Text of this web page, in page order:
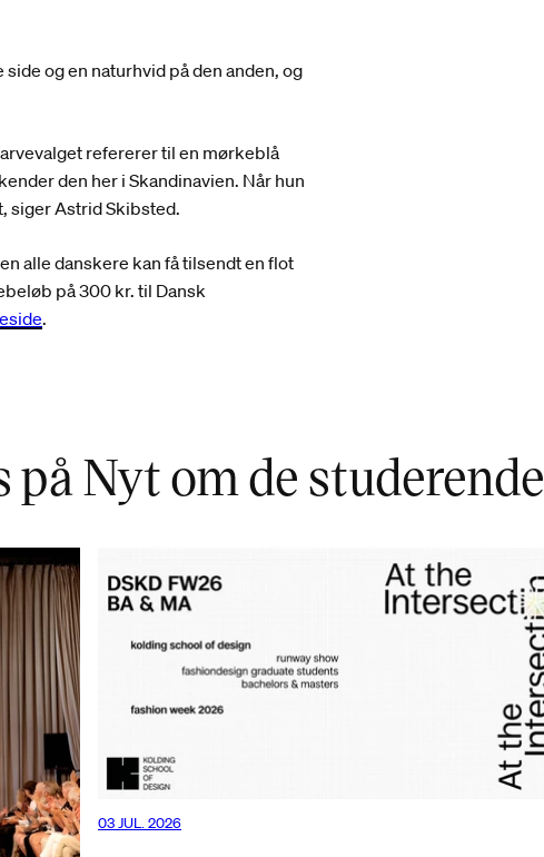
og en naturhvid på den anden, og
refererer til en mørkeblå
den her i Skandinavien. Når hun
siger Astrid Skibsted.
alle danskere kan få tilsendt en flot
på 300 kr. til Dansk
.
Nyt om de studerende
03 JUL. 2026